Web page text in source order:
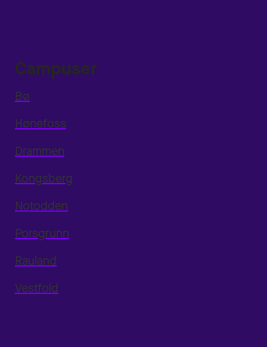
Campuser
Bø
Hønefoss
Drammen
Kongsberg
Notodden
Porsgrunn
Rauland
Vestfold